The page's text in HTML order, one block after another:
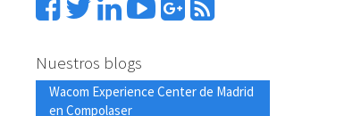
Nuestros blogs
Wacom Experience Center de Madrid
en Compolaser